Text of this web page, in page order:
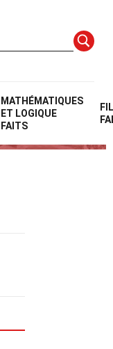
MATHÉMATIQUES
ET LOGIQUE
FAITS